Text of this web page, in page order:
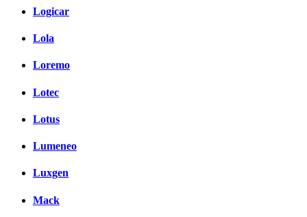
Logicar
Lola
Loremo
Lotec
Lotus
Lumeneo
Luxgen
Mack